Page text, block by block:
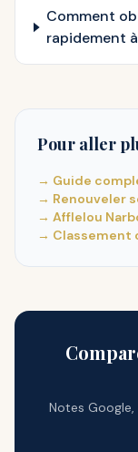
Comment
rapidement
Pour aller
→ Guide
→ Renouveler
→ Afflelou
→ Classement
Notes